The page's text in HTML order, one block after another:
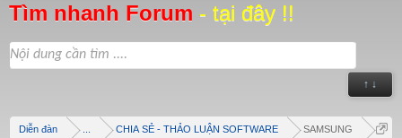
Tìm nhanh Forum - tại đây !!
↑ ↓
Diễn đàn CHIA SẺ - THẢO LUẬN SOFTWARE SAMSUNG